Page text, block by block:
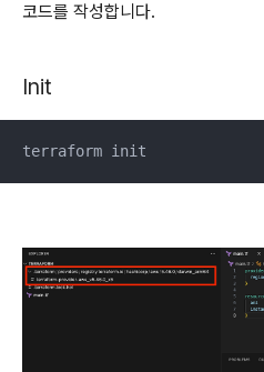
코드를 작성합니다.
Init
terraform init